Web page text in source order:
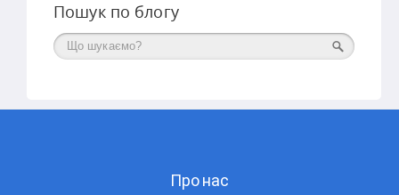
Пошук по блогу
Поиск
Про нас